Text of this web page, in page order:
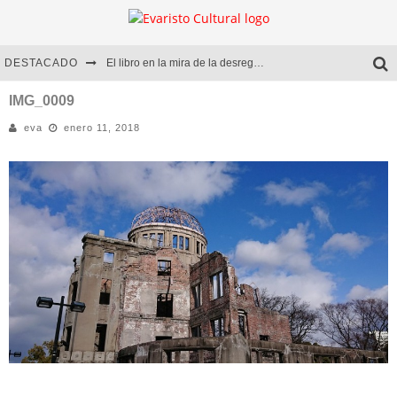
DESTACADO El libro en la mira de la desregulación
Diego Meret | Hotel Acapulco
Alejandra Correa | La nieve
IMG_0009
eva enero 11, 2018